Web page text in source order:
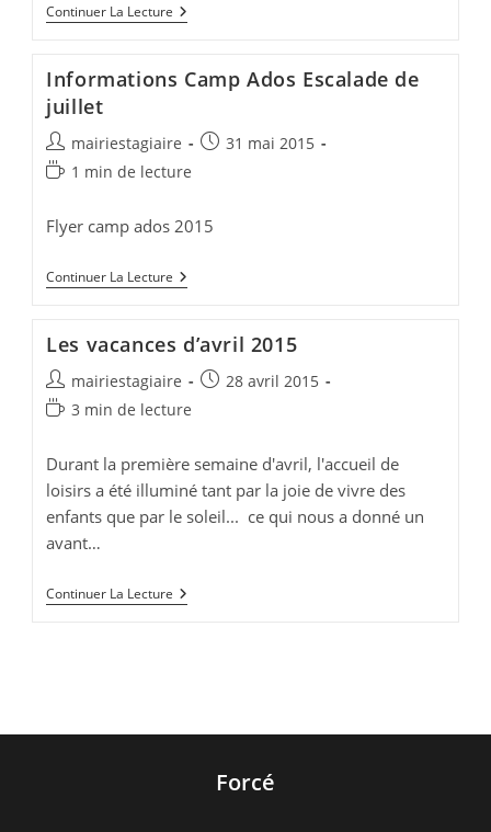
Continuer La Lecture Des
Nouvelles
De
Informations Camp Ados Escalade de
juillet
Auteur/autrice
de
mairiestagiaire
Publication
31 mai 2015
Temps
lecture :
1 min de lecture
Flyer camp ados 2015
Continuer La Lecture Informations
Camp
De
Juillet
Les vacances d’avril 2015
Auteur/autrice
de
mairiestagiaire
Publication
28 avril 2015
Temps
lecture :
3 min de lecture
Durant la première semaine d'avril, l'accueil de
loisirs a été illuminé tant par la joie de vivre des
enfants que par le soleil... ce qui nous a donné un
avant…
Continuer La Lecture Les
Vacances
Forcé